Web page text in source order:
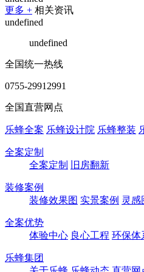
更多 + 相关资讯
undefined
undefined
全国统一热线
0755-29912991
全国直营网点
乐蜂全案 乐蜂设计院 乐蜂整装
全案定制
全案定制
旧房翻新
装修案例
装修效果图 实景案例 灵感
全案优势
体验中心 良心工程 环保体
乐蜂集团